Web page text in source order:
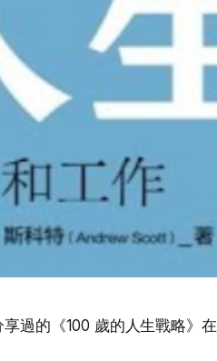
過的《100 歲的人生戰略》在